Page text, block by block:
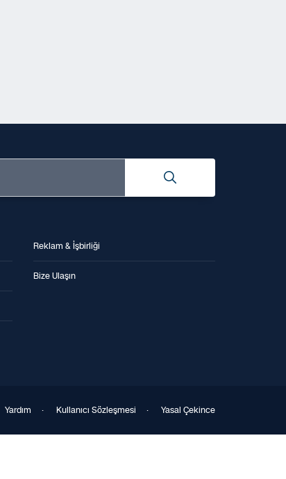
Reklam & İşbirliği
Bize Ulaşın
Yardım · Kullanıcı Sözleşmesi · Yasal Çekince